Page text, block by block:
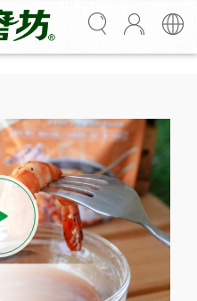
以蒜香黑胡椒抓醃，撥開